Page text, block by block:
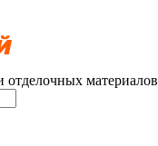
отделочных материалов